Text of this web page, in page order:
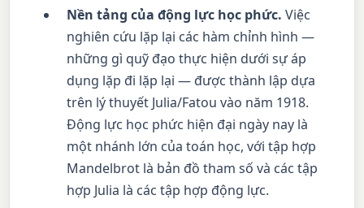
Nền tảng của động lực học phức. Việc
nghiên cứu lặp lại các hàm chỉnh hình —
những gì quỹ đạo thực hiện dưới sự áp
dụng lặp đi lặp lại — được thành lập dựa
trên lý thuyết Julia/Fatou vào năm 1918.
Động lực học phức hiện đại ngày nay là
một nhánh lớn của toán học, với tập hợp
Mandelbrot là bản đồ tham số và các tập
hợp Julia là các tập hợp động lực.